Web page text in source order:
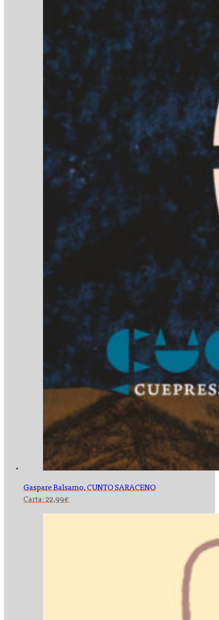
Gaspare Balsamo,CUNTO SARACENO
Carta: 22,99€